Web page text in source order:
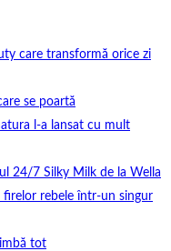
care transformă orice zi
se poartă
l-a lansat cu mult
24/7 Silky Milk de la Wella
firelor rebele într-un singur
tot